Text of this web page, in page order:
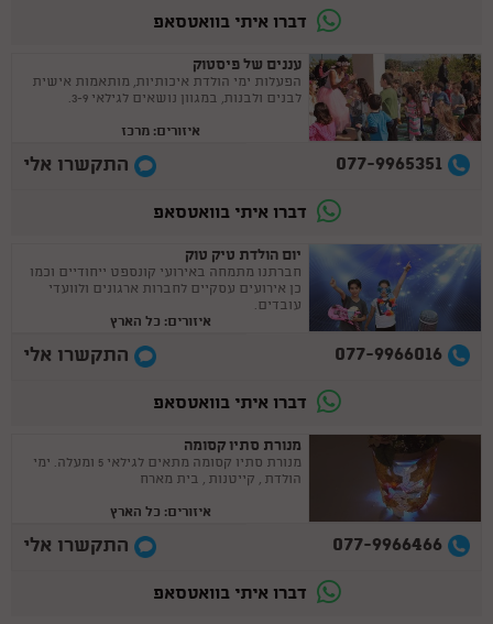
דברו איתי בוואטסאפ
עננים של פיסטוק
הפעלות ימי הולדת איכותיות, מותאמות אישית
לבנים ולבנות, במגוון נושאים לגילאי 3-9.
איזורים: מרכז
077-9965351 התקשרו אלי
דברו איתי בוואטסאפ
יום הולדת טיק טוק
חברתנו מתמחה באירועי קונספט ייחודיים וכמו
כן אירועים עסקיים לחברות ארגונים ולוועדי
עובדים.
איזורים: כל הארץ
077-9966016 התקשרו אלי
דברו איתי בוואטסאפ
מנורת סתיו קסומה
מנורת סתיו קסומה מתאים לגילאי 5 ומעלה. ימי
הולדת , קייטנות , בית מארח
איזורים: כל הארץ
077-9966466 התקשרו אלי
דברו איתי בוואטסאפ